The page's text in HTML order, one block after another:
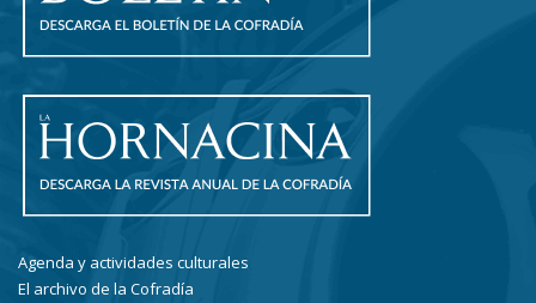
Agenda y actividades culturales
El archivo de la Cofradía